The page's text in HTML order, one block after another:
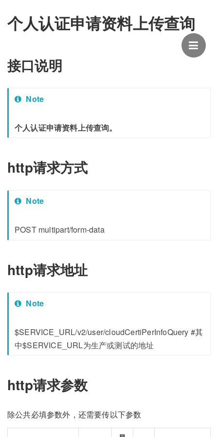
个人认证申请资料上传查询
接口说明
Note
个人认证申请资料上传查询。
http请求方式
Note
POST multipart/form-data
http请求地址
Note
$SERVICE_URL/v2/user/cloudCertiPerInfoQuery #其
中$SERVICE_URL为生产或测试的地址
http请求参数
除公共必填参数外，还需要传以下参数